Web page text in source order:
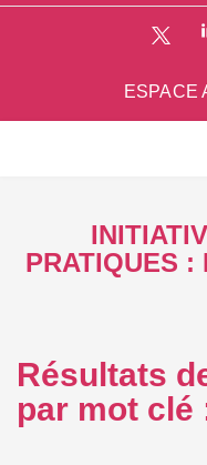
ESPACE
PRATIQUES :
Résultats
par mot clé